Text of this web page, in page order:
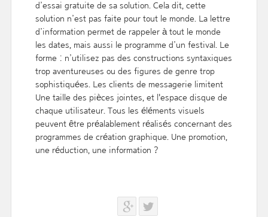
d’essai gratuite de sa solution. Cela dit, cette
solution n’est pas faite pour tout le monde. La lettre
d’information permet de rappeler à tout le monde
les dates, mais aussi le programme d’un festival. Le
forme : n’utilisez pas des constructions syntaxiques
trop aventureuses ou des figures de genre trop
sophistiquées. Les clients de messagerie limitent
Une taille des pièces jointes, et l'espace disque de
chaque utilisateur. Tous les éléments visuels
peuvent être préalablement réalisés concernant des
programmes de création graphique. Une promotion,
une réduction, une information ?